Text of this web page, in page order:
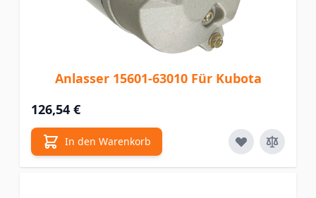
Anlasser 15601-63010 Für Kubota
126,54 €
In den Warenkorb